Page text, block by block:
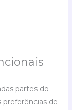
partes do
de